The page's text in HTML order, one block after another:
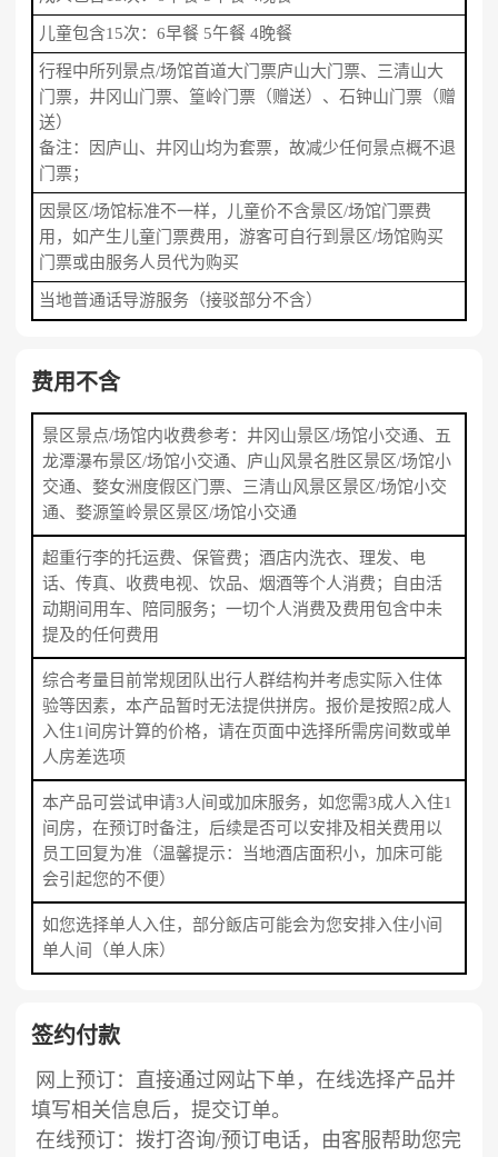
儿童包含15次：6早餐 5午餐 4晚餐
行程中所列景点/场馆首道大门票庐山大门票、三清山大
门票，井冈山门票、篁岭门票（赠送）、石钟山门票（赠
送）
备注：因庐山、井冈山均为套票，故减少任何景点概不退
门票；
因景区/场馆标准不一样，儿童价不含景区/场馆门票费
用，如产生儿童门票费用，游客可自行到景区/场馆购买
门票或由服务人员代为购买
当地普通话导游服务（接驳部分不含）
费用不含
景区景点/场馆内收费参考：井冈山景区/场馆小交通、五
龙潭瀑布景区/场馆小交通、庐山风景名胜区景区/场馆小
交通、婺女洲度假区门票、三清山风景区景区/场馆小交
通、婺源篁岭景区景区/场馆小交通
超重行李的托运费、保管费；酒店内洗衣、理发、电
话、传真、收费电视、饮品、烟酒等个人消费；自由活
动期间用车、陪同服务；一切个人消费及费用包含中未
提及的任何费用
综合考量目前常规团队出行人群结构并考虑实际入住体
验等因素，本产品暂时无法提供拼房。报价是按照2成人
入住1间房计算的价格，请在页面中选择所需房间数或单
人房差选项
本产品可尝试申请3人间或加床服务，如您需3成人入住1
间房，在预订时备注，后续是否可以安排及相关费用以
员工回复为准（温馨提示：当地酒店面积小，加床可能
会引起您的不便）
如您选择单人入住，部分飯店可能会为您安排入住小间
单人间（单人床）
签约付款
网上预订：直接通过网站下单，在线选择产品并
填写相关信息后，提交订单。
在线预订：拨打咨询/预订电话，由客服帮助您完